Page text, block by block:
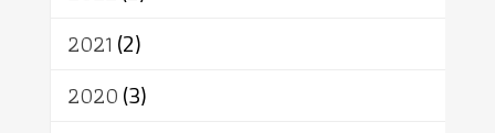
อัตถะ
เทวดา
2021 (2)
2020(3)